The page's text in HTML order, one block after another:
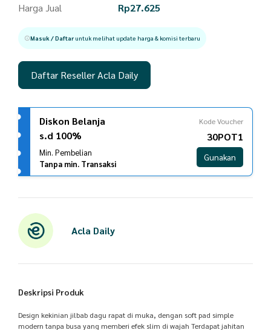
Harga Jual
Rp27.625
Masuk / Daftaruntuk melihat update harga & komisi terbaru
Daftar Reseller Acla Daily
Diskon Belanja
s.d 100%
Min. Pembelian
Tanpa min. Transaksi
Kode Voucher
30POT1
Gunakan
Acla Daily
Deskripsi Produk
Design kekinian jilbab dagu rapat di muka, dengan soft pad simple
modern tanpa busa yang memberi efek slim di wajah Terdapat jahitan